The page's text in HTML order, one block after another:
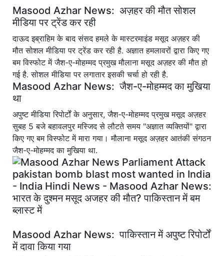
Masood Azhar News: अज़हर की मौत सोशल
मीडिया पर ट्रेंड कर रही
दाऊद इब्राहिम के बाद संसद हमले के मास्टरमाइंड मसूद अज़हर की
मौत सोशल मीडिया पर ट्रेंड कर रही है. अज्ञात हमलावरों द्वारा किए गए
बम विस्फोट में जैश-ए-मोहम्मद प्रमुख मौलाना मसूद अज़हर की मौत हो
गई है. सोशल मीडिया पर लगातार इसकी चर्चा हो रही है.
Masood Azhar News: जैश-ए-मोहम्मद का मुखिया
था
अपुष्ट मीडिया रिपोर्टों के अनुसार, जैश-ए-मोहम्मद प्रमुख मसूद अज़हर
सुबह 5 बजे बहावलपुर मस्जिद से लौटते समय "अज्ञात व्यक्तियों" द्वारा
किए गए बम विस्फोट में मारा गया। मौलाना मसूद अज़हर आतंकी संगठन
जैश-ए-मोहम्मद का मुखिया था.
Masood Azhar News: पाकिस्तान में अपुष्ट रिपोर्टों
में दावा किया गया